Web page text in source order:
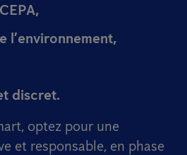
CEPA,
l’environnement,
discret.
optez pour une
et responsable, en phase